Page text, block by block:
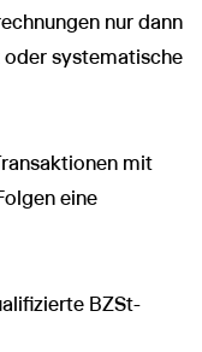
nur dann
oder systematische
mit
eine
BZSt-